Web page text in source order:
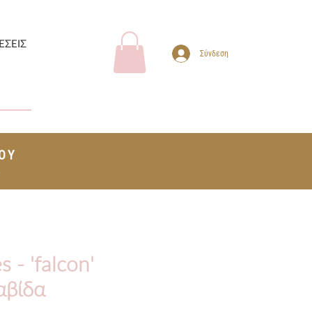
Σύνδεση
- 'falcon'